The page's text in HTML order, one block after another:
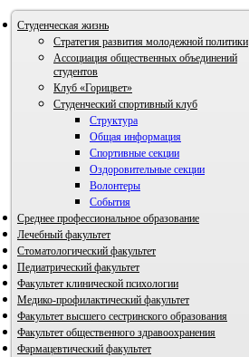
Студенческая жизнь
Стратегия развития молодежной политики
Ассоциация общественных объединений
студентов
ВИА "Полигон"
Клуб «Горицвет»
Студенческий спортивный клуб
Структура
Общая информация
Спортивные секции
Оздоровительные секции
Волонтеры
События
Среднее профессиональное образование
Лечебный факультет
Стоматологический факультет
Педиатрический факультет
Факультет клинической психологии
Медико-профилактический факультет
Факультет высшего сестринского образования
Факультет общественного здравоохранения
Фармацевтический факультет